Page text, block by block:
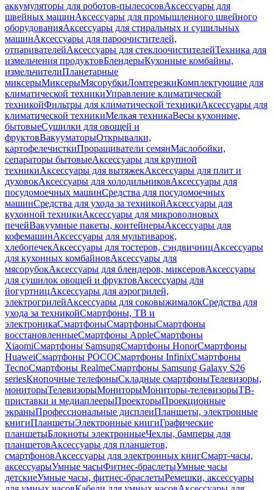
аккумуляторы для роботов-пылесосовАксессуары для
швейных машинАксессуары для промышленного швейного
оборудованияАксессуары для стиральных и сушильных
машинАксессуары для пароочистителей,
отпаривателейАксессуары для стеклоочистителейТехника для
измельчения продуктовБлендерыКухонные комбайны,
измельчителиПланетарные
миксерыМиксерыМясорубкиЛомтерезкиКомплектующие для
климатической техникиУправление климатической
техникойФильтры для климатической техникиАксессуары для
климатической техникиМелкая техникаВесы кухонные,
бытовыеСушилки для овощей и
фруктовВакууматорыОткрывалки,
картофелечисткиПроращиватели семянМаслобойки,
сепараторы бытовыеАксессуары для крупной
техникиАксессуары для вытяжекАксессуары для плит и
духовокАксессуары для холодильниковАксессуары для
посудомоечных машинСредства для посудомоечных
машинСредства для ухода за техникойАксессуары для
кухонной техникиАксессуары для микроволновых
печейВакуумные пакеты, контейнерыАксессуары для
кофемашинАксессуары для мультиварок,
хлебопечекАксессуары для тостеров, сэндвичницАксессуары
для кухонных комбайновАксессуары для
мясорубокАксессуары для блендеров, миксеровАксессуары
для сушилок овощей и фруктовАксессуары для
йогуртницАксессуары для аэрогрилей,
электрогрилейАксессуары для соковыжималокСредства для
ухода за техникойСмартфоны, ТВ и
электроникаСмартфоныСмартфоныСмартфоны
восстановленныеСмартфоны AppleСмартфоны
XiaomiСмартфоны SamsungСмартфоны HonorСмартфоны
HuaweiСмартфоны POCOСмартфоны InfinixСмартфоны
TecnoСмартфоны RealmeСмартфоны Samsung Galaxy S26
seriesКнопочные телефоныСкладные смартфоныТелевизоры,
мониторыТелевизорыМониторыМониторы-телевизорыТВ-
приставки и медиаплеерыПроекторыПроекционные
экраныПрофессиональные дисплеиПланшеты, электронные
книгиПланшетыЭлектронные книгиГрафические
планшетыБлокноты электронныеЧехлы, бамперы для
планшетовАксессуары для планшетов,
смартфоновАксессуары для электронных книгСмарт-часы,
аксессуарыУмные часыФитнес-браслетыУмные часы
детскиеУмные часы, фитнес-браслетыРемешки, аксессуары